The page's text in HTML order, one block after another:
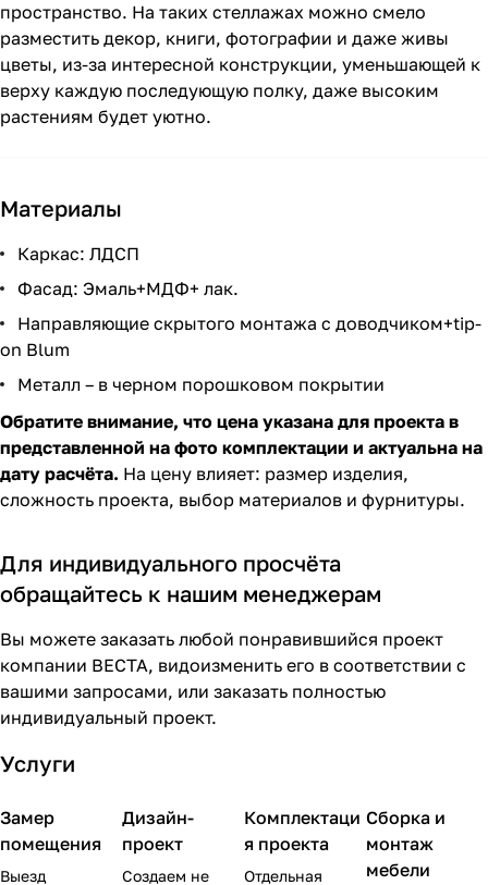
пространство. На таких стеллажах можно смело
разместить декор, книги, фотографии и даже живы
цветы, из-за интересной конструкции, уменьшающей к
верху каждую последующую полку, даже высоким
растениям будет уютно.
Материалы
Каркас: ЛДСП
Фасад: Эмаль+МДФ+ лак.
Направляющие скрытого монтажа с доводчиком+tip-
on Blum
Металл – в черном порошковом покрытии
Обратите внимание, что цена указана для проекта в
представленной на фото комплектации и актуальна на
дату расчёта. На цену влияет: размер изделия,
сложность проекта, выбор материалов и фурнитуры.
Для индивидуального просчёта
обращайтесь к нашим менеджерам
Вы можете заказать любой понравившийся проект
компании ВЕСТА, видоизменить его в соответствии с
вашими запросами, или заказать полностью
индивидуальный проект.
Услуги
Замер
помещения
Выезд
Дизайн-
проект
Создаем не
Комплектаци
я проекта
Отдельная
Сборка и
монтаж
мебели